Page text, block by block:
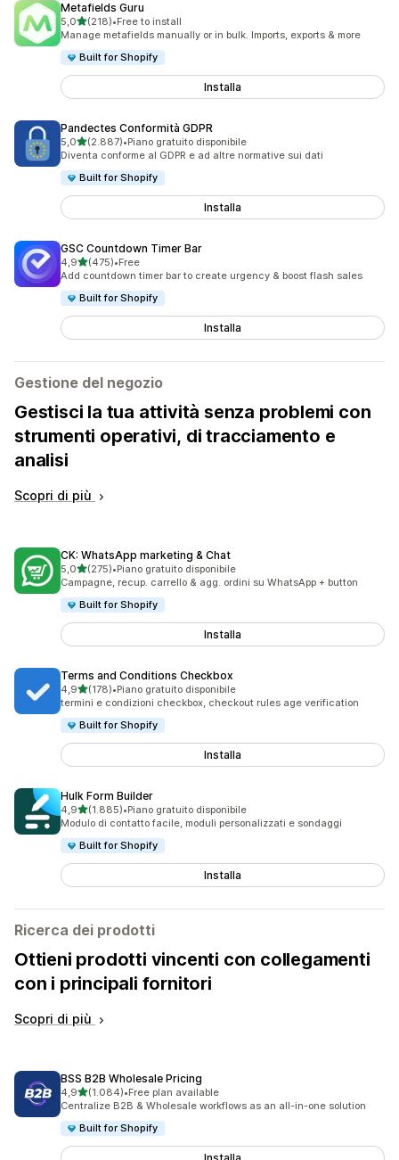
Metafields Guru
5,0stelle su 5
(218)
218 recensioni totali
•Free to install
Manage metafields manually or in bulk. Imports, exports & more
Built for Shopify
Installa
Pandectes Conformità GDPR
5,0stelle su 5
(2.887)
2887 recensioni totali
•Piano gratuito disponibile
Diventa conforme al GDPR e ad altre normative sui dati
Built for Shopify
Installa
GSC Countdown Timer Bar
4,9stelle su 5
(475)
475 recensioni totali
•Free
Add countdown timer bar to create urgency & boost flash sales
Built for Shopify
Installa
Gestione del negozio
Gestisci la tua attività senza problemi con
strumenti operativi, di tracciamento e
analisi
Scopri di più
CK: WhatsApp marketing & Chat
5,0stelle su 5
(275)
275 recensioni totali
•Piano gratuito disponibile
Campagne, recup. carrello & agg. ordini su WhatsApp + button
Built for Shopify
Installa
Terms and Conditions Checkbox
4,9stelle su 5
(178)
178 recensioni totali
•Piano gratuito disponibile
termini e condizioni checkbox, checkout rules age verification
Built for Shopify
Installa
Hulk Form Builder
4,9stelle su 5
(1.885)
1885 recensioni totali
•Piano gratuito disponibile
Modulo di contatto facile, moduli personalizzati e sondaggi
Built for Shopify
Installa
Ricerca dei prodotti
Ottieni prodotti vincenti con collegamenti
con i principali fornitori
Scopri di più
BSS B2B Wholesale Pricing
4,9stelle su 5
(1.084)
1084 recensioni totali
•Free plan available
Centralize B2B & Wholesale workflows as an all-in-one solution
Built for Shopify